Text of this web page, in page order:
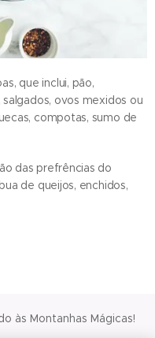
que inclui, pão,
ovos mexidos ou
compotas, sumo de
das prefrências do
de queijos, enchidos,
às Montanhas Mágicas!